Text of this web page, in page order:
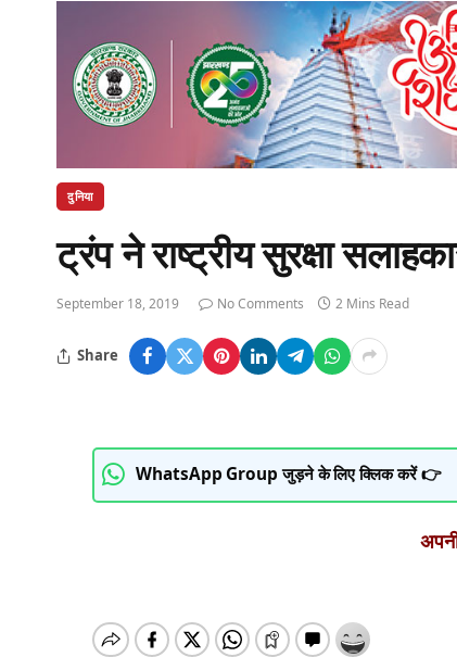
दुनिया
ट्रंप ने राष्ट्रीय सुरक्षा
September 18, 2019 No Comments 2 Mins Read
Share
WhatsApp Group जुड़ने के लिए क्लिक करें 👉